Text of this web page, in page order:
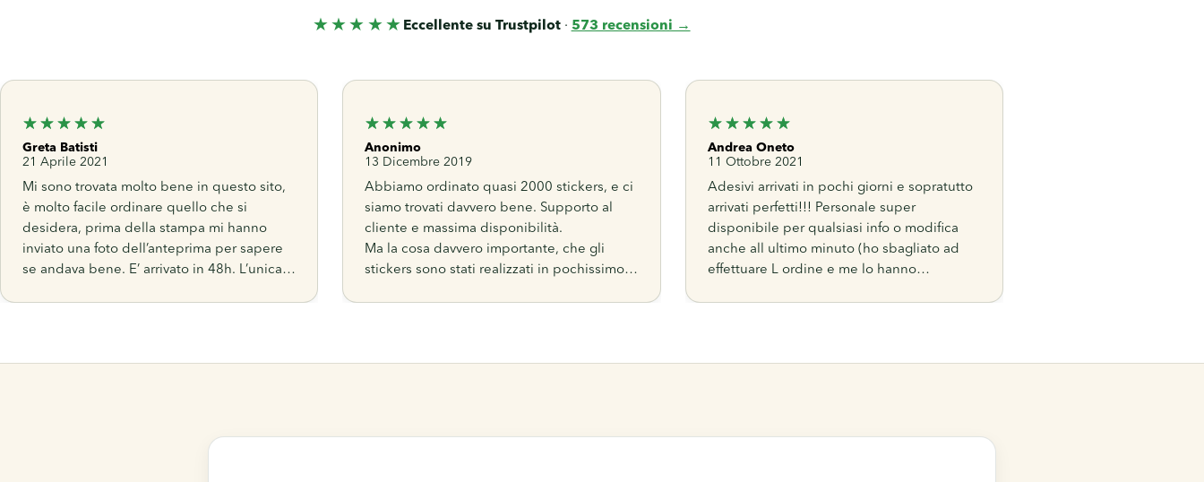
★★★★★ Eccellente su Trustpilot· 573 recensioni →
Greta Batisti
21 Aprile 2021
Mi sono trovata molto bene in questo sito,
è molto facile ordinare quello che si
desidera, prima della stampa mi hanno
inviato una foto dell’anteprima per sapere
se andava bene. E’ arrivato in 48h. L’unica
Anonimo
13 Dicembre 2019
Abbiamo ordinato quasi 2000 stickers, e ci
siamo trovati davvero bene. Supporto al
cliente e massima disponibilità.
Ma la cosa davvero importante, che gli
stickers sono stati realizzati in pochissimo
Andrea Oneto
11 Ottobre 2021
Adesivi arrivati in pochi giorni e sopratutto
arrivati perfetti!!! Personale super
disponibile per qualsiasi info o modifica
anche all ultimo minuto (ho sbagliato ad
effettuare L ordine e me lo hanno